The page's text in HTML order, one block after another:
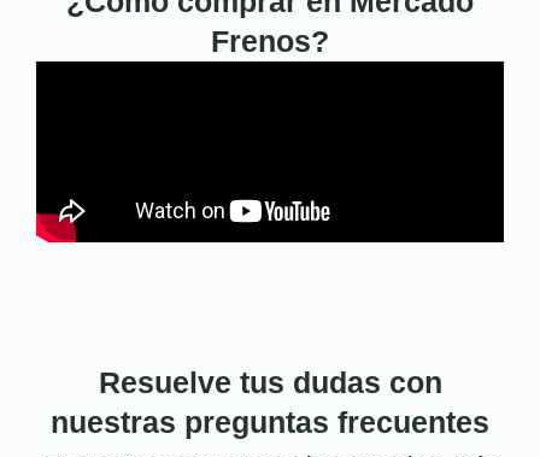
Frenos?
Resuelve tus dudas con
nuestras preguntas frecuentes